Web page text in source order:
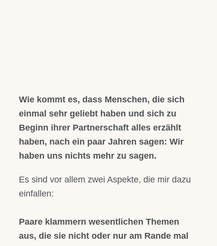
Blog
Über mich
Für Dich
Kontakt
Wie kommt es, dass Menschen, die sich
einmal sehr geliebt haben und sich zu
Beginn ihrer Partnerschaft alles erzählt
haben, nach ein paar Jahren sagen: Wir
haben uns nichts mehr zu sagen.
Es sind vor allem zwei Aspekte, die mir dazu
einfallen:
Paare klammern wesentlichen Themen
aus, die sie nicht oder nur am Rande mal